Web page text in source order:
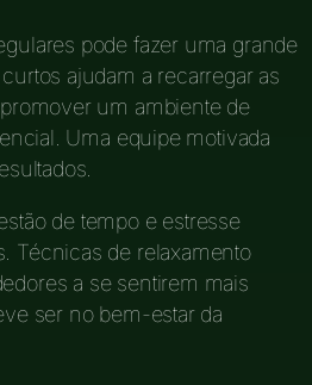
pode fazer uma grande
ajudam a recarregar as
um ambiente de
Uma equipe motivada
de tempo e estresse
Técnicas de relaxamento
a se sentirem mais
ser no bem-estar da